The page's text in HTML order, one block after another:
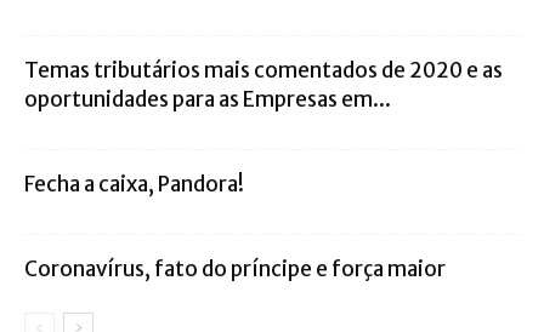
Temas tributários mais comentados de 2020 e as
oportunidades para as Empresas em...
Fecha a caixa, Pandora!
Coronavírus, fato do príncipe e força maior